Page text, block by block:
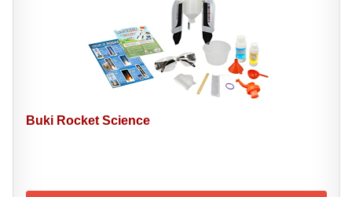
Buki Rocket Science